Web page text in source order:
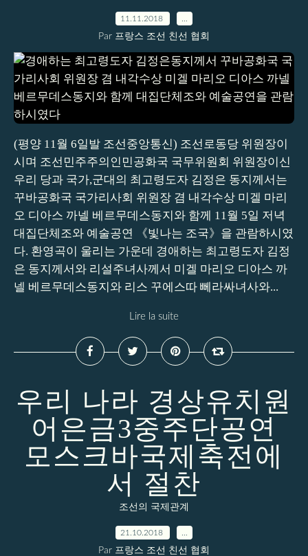
11.11.2018
Par 프랑스 조선 친선 협회
(평양 11월 6일발 조선중앙통신) 조선로동당 위원장이
시며 조선민주주의인민공화국 국무위원회 위원장이신
우리 당과 국가,군대의 최고령도자 김정은 동지께서는
꾸바공화국 국가리사회 위원장 겸 내각수상 미겔 마리
오 디아스 까넬 베르무데스동지와 함께 11월 5일 저녁
대집단체조와 예술공연 《빛나는 조국》을 관람하시였
다. 환영곡이 울리는 가운데 경애하는 최고령도자 김정
은 동지께서와 리설주녀사께서 미겔 마리오 디아스 까
넬 베르무데스동지와 리스 꾸에스따 뻬라싸녀사와...
Lire la suite
우리 나라 경상유치원
어은금3중주단공연
모스크바국제축전에
서 절찬
조선의 국제관계
21.10.2018
Par 프랑스 조선 친선 협회